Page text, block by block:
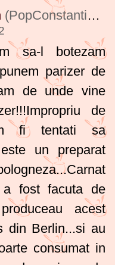
(PopConstantin378)
sa-l botezam
parizer de
de unde vine
de
fi tentati sa
un preparat
a fost facuta de
acest
din Berlin...si au
consumat in